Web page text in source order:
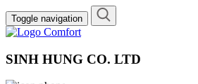
Toggle navigation
SINH HUNG CO. LTD